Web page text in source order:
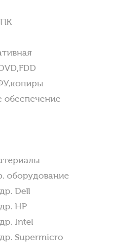
оборудование
Dell
HP
Intel
Supermicro